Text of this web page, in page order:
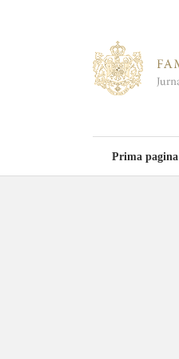
Prima pagina